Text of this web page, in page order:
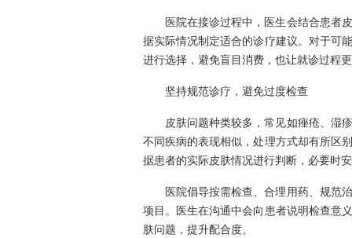
医院在接诊过程中，医生会结合患者
据实际情况制定适合的诊疗建议。对于可
进行选择，避免盲目消费，也让就诊过程
坚持规范诊疗，避免过度检查
皮肤问题种类较多，常见如痤疮、湿
不同疾病的表现相似，处理方式却有所区
据患者的实际皮肤情况进行判断，必要时
医院倡导按需检查、合理用药、规范
项目。医生在沟通中会向患者说明检查意
肤问题，提升配合度。